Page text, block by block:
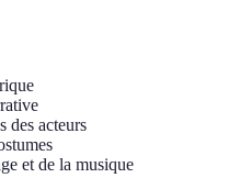
des acteurs
et de la musique